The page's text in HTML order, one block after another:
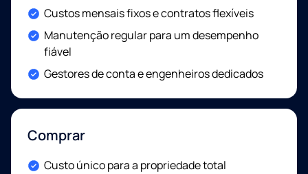
Included:
Custos mensais fixos e contratos flexíveis
Included:
Manutenção regular para um desempenho
fiável
Included:
Gestores de conta e engenheiros dedicados
Comprar
Included:
Custo único para a propriedade total